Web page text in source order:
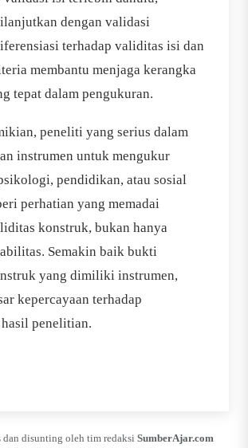
dengan validasi
terhadap validitas isi dan
membantu menjaga kerangka
tepat dalam pengukuran.
peneliti yang serius dalam
instrumen untuk mengukur
pendidikan, atau sosial
perhatian yang memadai
konstruk, bukan hanya
Semakin baik bukti
yang dimiliki instrumen,
kepercayaan terhadap
penelitian.
disunting oleh tim redaksi SumberAjar.com